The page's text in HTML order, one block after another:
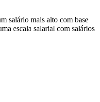
salário mais alto com base
escala salarial com salários